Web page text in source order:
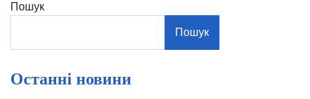
Пошук
Пошук
Останні новини